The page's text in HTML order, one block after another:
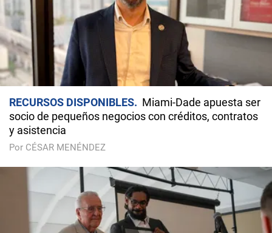
RECURSOS DISPONIBLES
Miami-Dade apuesta ser
socio de pequeños negocios con créditos, contratos
y asistencia
Por CÉSAR MENÉNDEZ